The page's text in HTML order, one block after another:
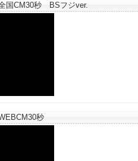
国CM30秒 BSフジver.
秒